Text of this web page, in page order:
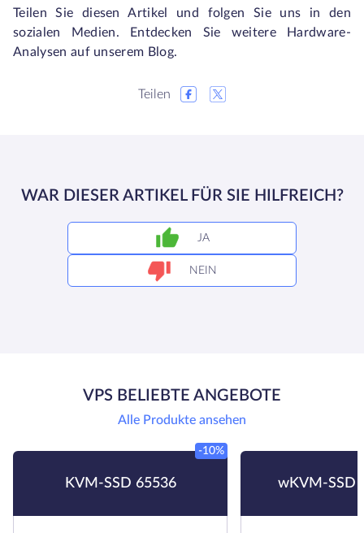
Teilen Sie diesen Artikel und folgen Sie uns in den
sozialen Medien. Entdecken Sie weitere Hardware-
Analysen auf unserem Blog.
Teilen
WAR DIESER ARTIKEL FÜR SIE HILFREICH?
JA
NEIN
VPS BELIEBTE ANGEBOTE
Alle Produkte ansehen
KVM-SSD 65536
-10%
wKVM-SSD